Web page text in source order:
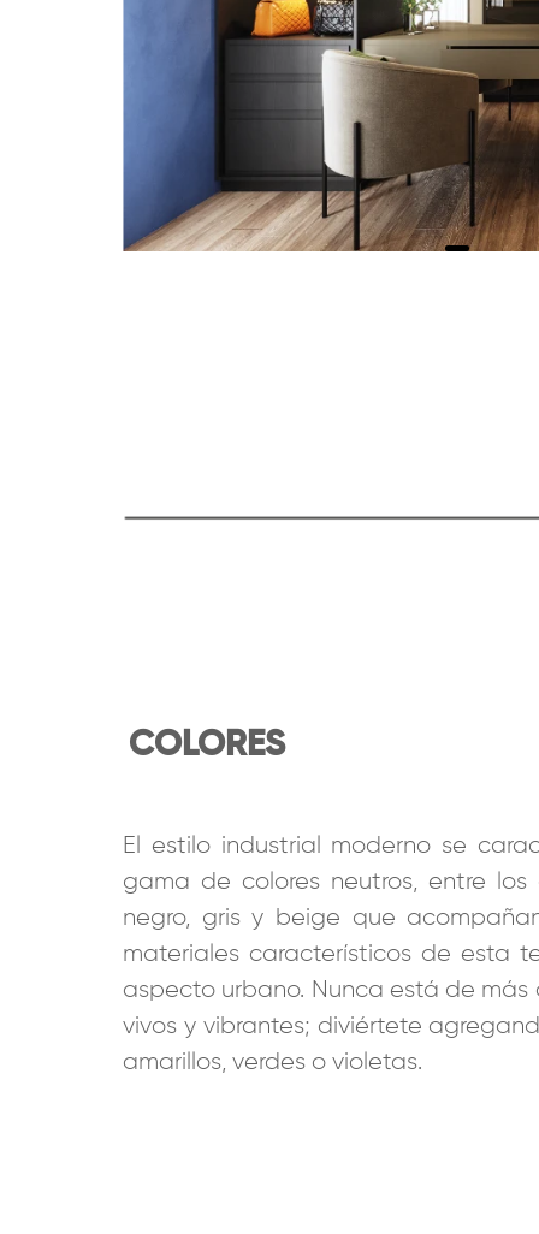
COLORES
El estilo industrial moderno se
gama de colores neutros, entre
negro, gris y beige que
materiales característicos de esta
aspecto urbano. Nunca está de más
vivos y vibrantes; diviértete
amarillos, verdes o violetas.